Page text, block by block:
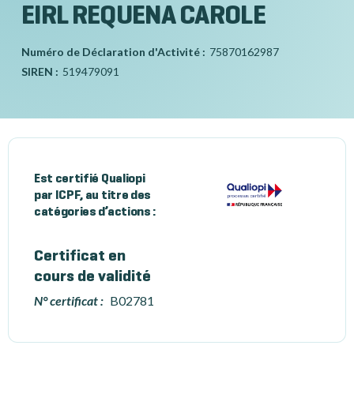
EIRL REQUENA CAROLE
Numéro de Déclaration d'Activité : 75870162987
SIREN : 519479091
Est certifié Qualiopi
par ICPF, au titre des
catégories d’actions :
Certificat en
cours de validité
N° certificat : B02781